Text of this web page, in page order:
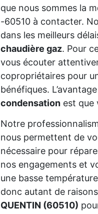
que nous sommes la
-60510 à contacter.
dans les meilleurs
chaudière gaz. Pour
vous écouter
copropriétaires pour
bénéfiques.
condensation est que
Notre
nous permettent de
nécessaire pour
nos engagements et
une basse
donc autant de
QUENTIN (60510)